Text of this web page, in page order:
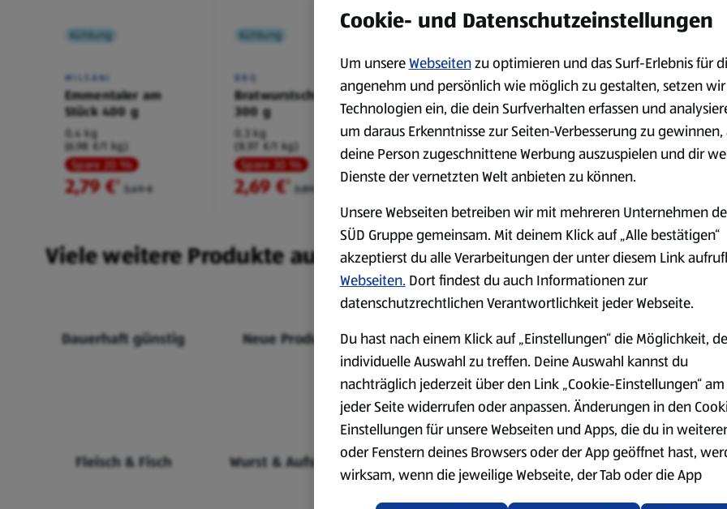
Kühlung
MILSANI
Emmentaler am
Stück 400 g
0,4 kg
(6,98 €/1 kg)
Spare 20 %
2,79 €² 3,49 €
Kühlung
BBQ
Bratwurstschnecke
300 g
0,3 kg
(8,97 €/1 kg)
Spare 30 %
2,69 €² 3,89 €
Laugenbaguette mit
Kräuterbutter 175 g
0,18 kg
Spare 38 %
0,79 €²
Bianco Toscana IGT
0,75 l
0,75 l
Spare 20 %
2,79 €²
Viele weitere Produkte aus unserem Sortiment.
Dauerhaft günstig Neue Produkte Markenprodukte Bio-Produkte
Fleisch & Fisch Wurst & Aufschnitt Käse
Milchprodukte &
Eier
Cookie- und Datenschutzeinstellungen
Um unsereWebseitenzu optimieren und das Surf-Erlebnis für
angenehm und persönlich wie möglich zu gestalten, setzen wir
Technologien ein, die dein Surfverhalten erfassen und
um daraus Erkenntnisse zur Seiten-Verbesserung zu gewinnen,
deine Person zugeschnittene Werbung auszuspielen und dir
Dienste der vernetzten Welt anbieten zu können.
Unsere Webseiten betreiben wir mit mehreren Unternehmen
SÜD Gruppe gemeinsam. Mit deinem Klick auf „Alle bestätigen“
akzeptierst du alle Verarbeitungen der unter diesem Link
Webseiten. Dort findest du auch Informationen zur
datenschutzrechtlichen Verantwortlichkeit jeder Webseite.
Du hast nach einem Klick auf „Einstellungen“ die Möglichkeit,
individuelle Auswahl zu treffen. Deine Auswahl kannst du
nachträglich jederzeit über den Link „Cookie-Einstellungen“
jeder Seite widerrufen oder anpassen. Änderungen in den
Einstellungen für unsere Webseiten und Apps, die du in
oder Fenstern deines Browsers oder der App geöffnet hast,
wirksam, wenn die jeweilige Webseite, der Tab oder die App
aktualisiert oder geschlossen und anschließend wieder geöffnet